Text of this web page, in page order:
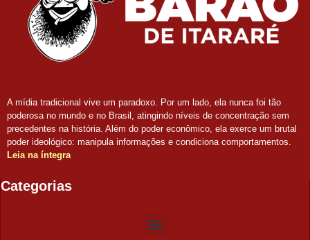
A mídia tradicional vive um paradoxo. Por um lado, ela nunca foi tão
poderosa no mundo e no Brasil, atingindo níveis de concentração sem
precedentes na história. Além do poder econômico, ela exerce um brutal
poder ideológico: manipula informações e condiciona comportamentos.
Leia na íntegra
Categorias